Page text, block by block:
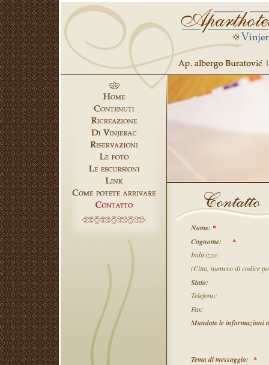
Nome: *
Cognome:
*
Indirizzo:
(Citta, numero di codice
Stato:
Telefono:
Fax:
Mandate le informazioni
Tema di messaggio: *